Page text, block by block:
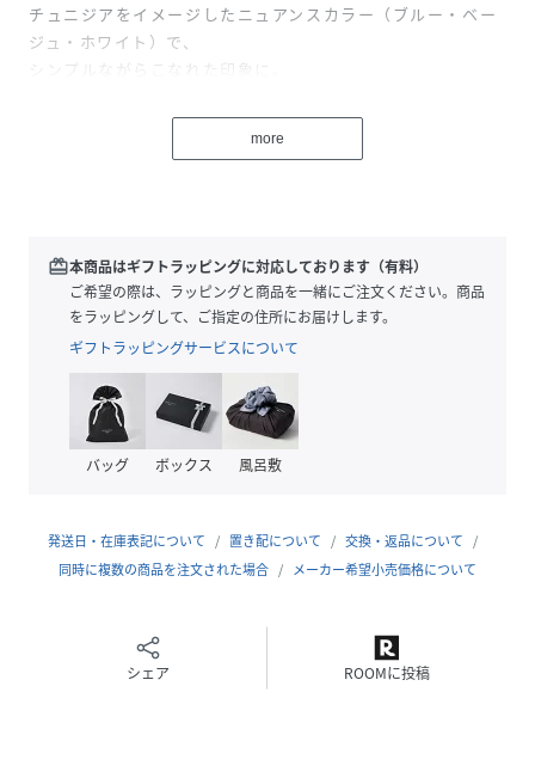
チュニジアをイメージしたニュアンスカラー（ブルー・ベー
ジュ・ホワイト）で、
シンプルながらこなれた印象に。
リラックス感がありつつもすっきり細見えを叶える一枚。
■素材
静岡・山?テキスタイルの高品質コットンを使用。
細番手・高密度・強撚糸による軽やかでさらりとした肌触り
が特徴。
薄手で軽く、透けにくさとシャリ感を兼ね備え、通気性にも
優れているため、
夏の紫外線対策や暑い季節も快適に着用いただける上質素材
です。
一枚着としてはもちろん、タンクトップやTシャツにさらっ
と羽織る軽アウターとしても活躍。
大人カジュアルからきれいめスタイルまで着回しやすい一枚
more
redeem本商品はギフトラッピングに対応しております（有料）
ご希望の際は、ラッピングと商品を一緒にご注文ください。商品
をラッピングして、ご指定の住所にお届けします。
ギフトラッピングサービスについて
バッグ ボックス 風呂敷
発送日・在庫表記について 置き配について
交換・返品について
同時に複数の商品を注文された場合
メーカー希望小売価格について
シェア ROOMに投稿